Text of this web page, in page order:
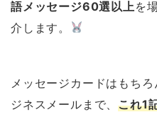
語メッセージ60選以上 を
介します。
メッセージカードはもち
ジネスメールまで、これ1